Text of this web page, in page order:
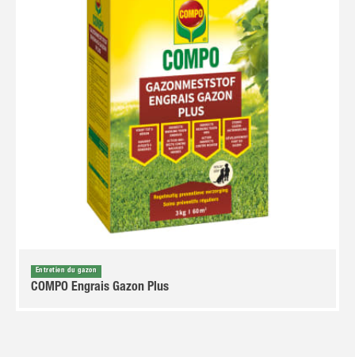
Entretien du gazon
COMPO Engrais Gazon Plus